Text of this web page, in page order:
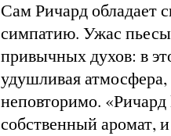
Сам Ричард обладает
симпатию. Ужас
привычных духов: в
удушливая
неповторимо.
собственный аромат,